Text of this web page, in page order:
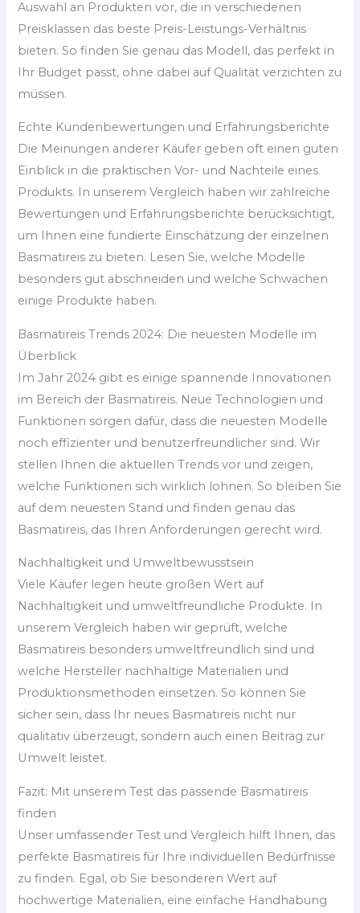
Auswahl an Produkten vor, die in verschiedenen
Preisklassen das beste Preis-Leistungs-Verhältnis
bieten. So finden Sie genau das Modell, das perfekt in
Ihr Budget passt, ohne dabei auf Qualität verzichten zu
müssen.
Echte Kundenbewertungen und Erfahrungsberichte
Die Meinungen anderer Käufer geben oft einen guten
Einblick in die praktischen Vor- und Nachteile eines
Produkts. In unserem Vergleich haben wir zahlreiche
Bewertungen und Erfahrungsberichte berücksichtigt,
um Ihnen eine fundierte Einschätzung der einzelnen
Basmatireis zu bieten. Lesen Sie, welche Modelle
besonders gut abschneiden und welche Schwächen
einige Produkte haben.
Basmatireis Trends 2024: Die neuesten Modelle im
Überblick
Im Jahr 2024 gibt es einige spannende Innovationen
im Bereich der Basmatireis. Neue Technologien und
Funktionen sorgen dafür, dass die neuesten Modelle
noch effizienter und benutzerfreundlicher sind. Wir
stellen Ihnen die aktuellen Trends vor und zeigen,
welche Funktionen sich wirklich lohnen. So bleiben Sie
auf dem neuesten Stand und finden genau das
Basmatireis, das Ihren Anforderungen gerecht wird.
Nachhaltigkeit und Umweltbewusstsein
Viele Käufer legen heute großen Wert auf
Nachhaltigkeit und umweltfreundliche Produkte. In
unserem Vergleich haben wir geprüft, welche
Basmatireis besonders umweltfreundlich sind und
welche Hersteller nachhaltige Materialien und
Produktionsmethoden einsetzen. So können Sie
sicher sein, dass Ihr neues Basmatireis nicht nur
qualitativ überzeugt, sondern auch einen Beitrag zur
Umwelt leistet.
Fazit: Mit unserem Test das passende Basmatireis
finden
Unser umfassender Test und Vergleich hilft Ihnen, das
perfekte Basmatireis für Ihre individuellen Bedürfnisse
zu finden. Egal, ob Sie besonderen Wert auf
hochwertige Materialien, eine einfache Handhabung